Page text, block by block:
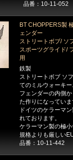
品番：10-11-052
BT CHOPPERS製
ェンダー
ストリートボブ/ ソ
スポーツグライド/
用
鉄製
ストリートボブ ソ
てのミルウォーキ
フェンダーの内側
た作りになってい
ドイツのケラーマ
れております。
ケラーマン製の極
規格よりも厳しい
品番：10-11-442